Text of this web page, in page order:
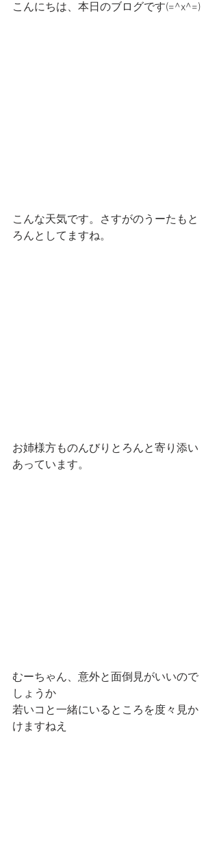
こんにちは、本日のブログです(=^x^=)
こんな天気です。さすがのうーたもと
ろんとしてますね。
お姉様方ものんびりとろんと寄り添い
あっています。
むーちゃん、意外と面倒見がいいので
しょうか
若いコと一緒にいるところを度々見か
けますねえ